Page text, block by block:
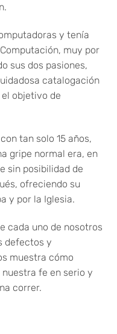
y tenía
muy por
sus dos pasiones,
catalogación
objetivo de
tan solo 15 años,
gripe normal era, en
sin posibilidad de
ofreciendo su
y por la Iglesia.
cada uno de nosotros
defectos y
muestra cómo
fe en serio y
correr.